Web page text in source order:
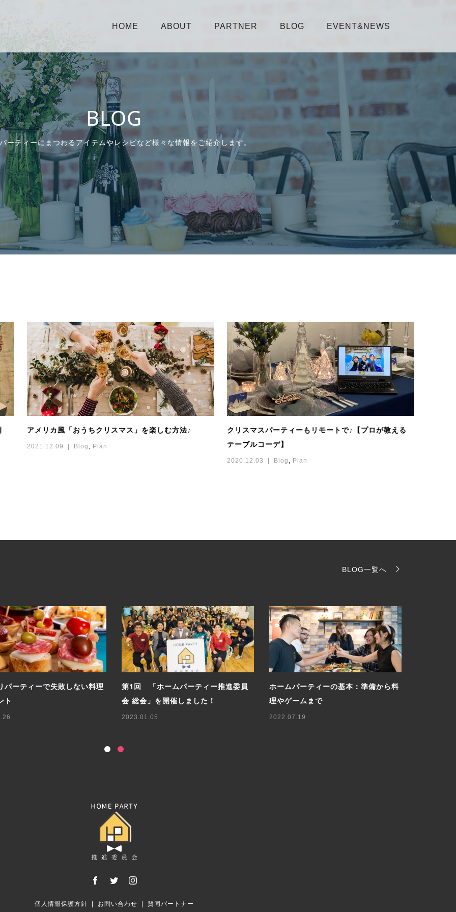
HOME ABOUT PARTNER BLOG EVENT&NEWS
BLOG
ーティーにまつわるアイテムやレシピなど様々な情報をご紹介します。
アメリカ風「おうちクリスマス」を楽しむ方法♪
2021.12.09 Blog Plan
クリスマスパーティーもリモートで♪【プロが教える
テーブルコーデ】
2020.12.03 Blog Plan
BLOG一覧へ
パーティーで失敗しない料理
ト
第1回 「ホームパーティー推進委員
会 総会」を開催しました！
2023.01.05
ホームパーティーの基本：準備から料
理やゲームまで
2022.07.19
個人情報保護方針 お問い合わせ 賛同パートナー